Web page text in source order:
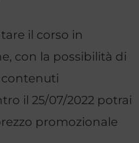
il corso in
con la possibilità di
il 25/07/2022 potrai
promozionale